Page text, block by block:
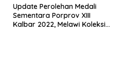
Update Perolehan Medali
Sementara Porprov XIII
Kalbar 2022, Melawi Koleksi